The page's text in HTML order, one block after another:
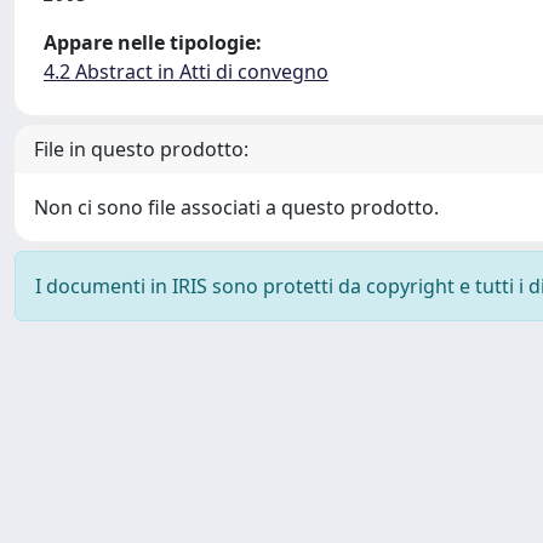
Appare nelle tipologie:
4.2 Abstract in Atti di convegno
File in questo prodotto:
Non ci sono file associati a questo prodotto.
I documenti in IRIS sono protetti da copyright e tutti i